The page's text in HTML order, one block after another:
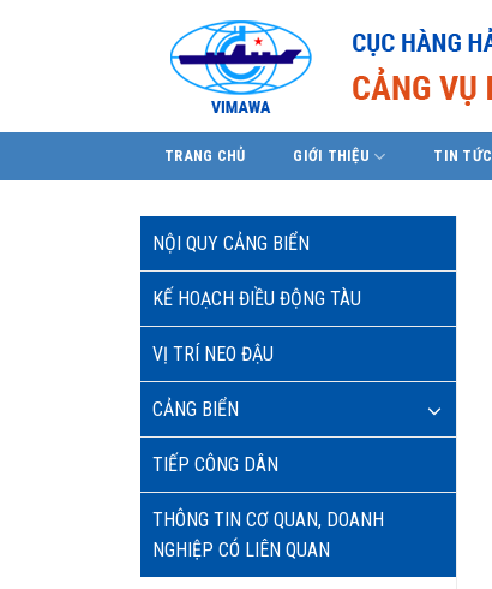
TRANG CHỦ GIỚI THIỆU TIN TỨC
NỘI QUY CẢNG BIỂN
KẾ HOẠCH ĐIỀU ĐỘNG TÀU
VỊ TRÍ NEO ĐẬU
CẢNG BIỂN
TIẾP CÔNG DÂN
THÔNG TIN CƠ QUAN, DOANH
NGHIỆP CÓ LIÊN QUAN